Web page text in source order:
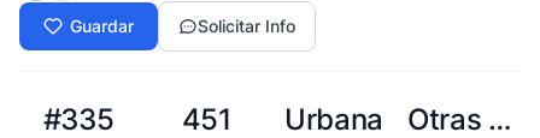
Guardar Solicitar Info
#335 451 Urbana Otras tandas